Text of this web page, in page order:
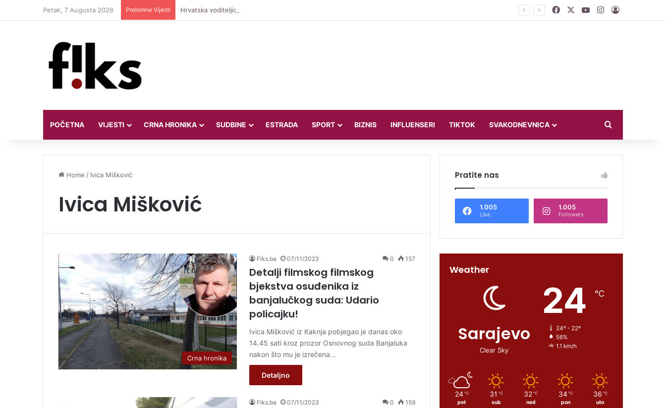
Petak, 7 Augusta 2026 Prelomne Vijesti Hrvatska voditeljica Valentina Miletić koju porede s Dilettom Leotom oduševila pozirajući u bikiniju Facebook YouTubeInstagram
POČETNA VIJESTI CRNA HRONIKA SUDBINE ESTRADA SPORT BIZNIS INFLUENSERI TIKTOK SVAKODNEVNICA
Home / Ivica Mišković
Ivica Mišković
Crna hronika
Fiks.ba 07/11/2023 0 157
Detalji filmskog filmskog
bjekstva osuđenika iz
banjalučkog suda: Udario
policajku!
Ivica Mišković iz Kaknja pobjegao je danas oko
14.45 sati kroz prozor Osnovnog suda Banjaluka
nakon što mu je izrečena…
Detaljno
Fiks.ba 07/11/2023 0 159
Pratite nas
1.005
Like
1.005
Followers
Weather
Sarajevo
Clear Sky
24 ℃
24º - 22º
56%
1.1 km/h
24 ℃
pet
31 ℃
sub
32 ℃
ned
34 ℃
pon
36 ℃
uto